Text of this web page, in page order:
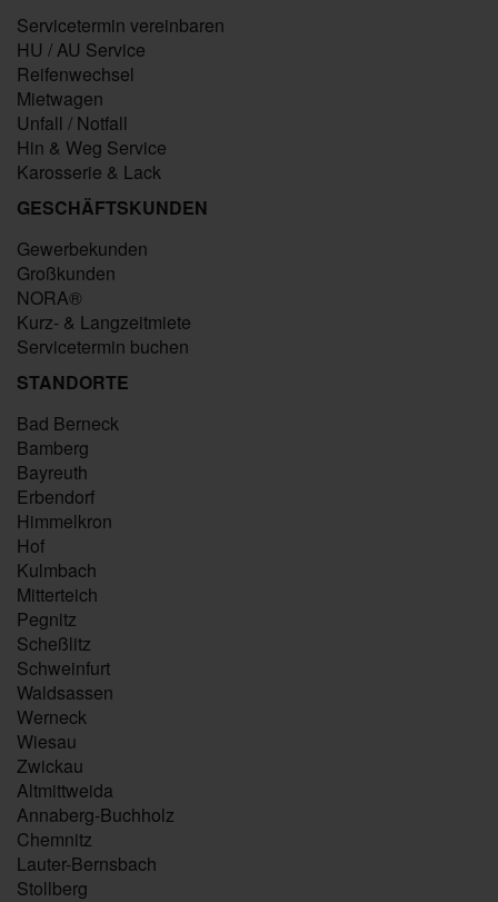
Servicetermin vereinbaren
HU / AU Service
Reifenwechsel
Mietwagen
Unfall / Notfall
Hin & Weg Service
Karosserie & Lack
GESCHÄFTSKUNDEN
Gewerbekunden
Großkunden
NORA®
Kurz- & Langzeitmiete
Servicetermin buchen
STANDORTE
Bad Berneck
Bamberg
Bayreuth
Erbendorf
Himmelkron
Hof
Kulmbach
Mitterteich
Pegnitz
Scheßlitz
Schweinfurt
Waldsassen
Werneck
Wiesau
Zwickau
Altmittweida
Annaberg-Buchholz
Chemnitz
Lauter-Bernsbach
Stollberg